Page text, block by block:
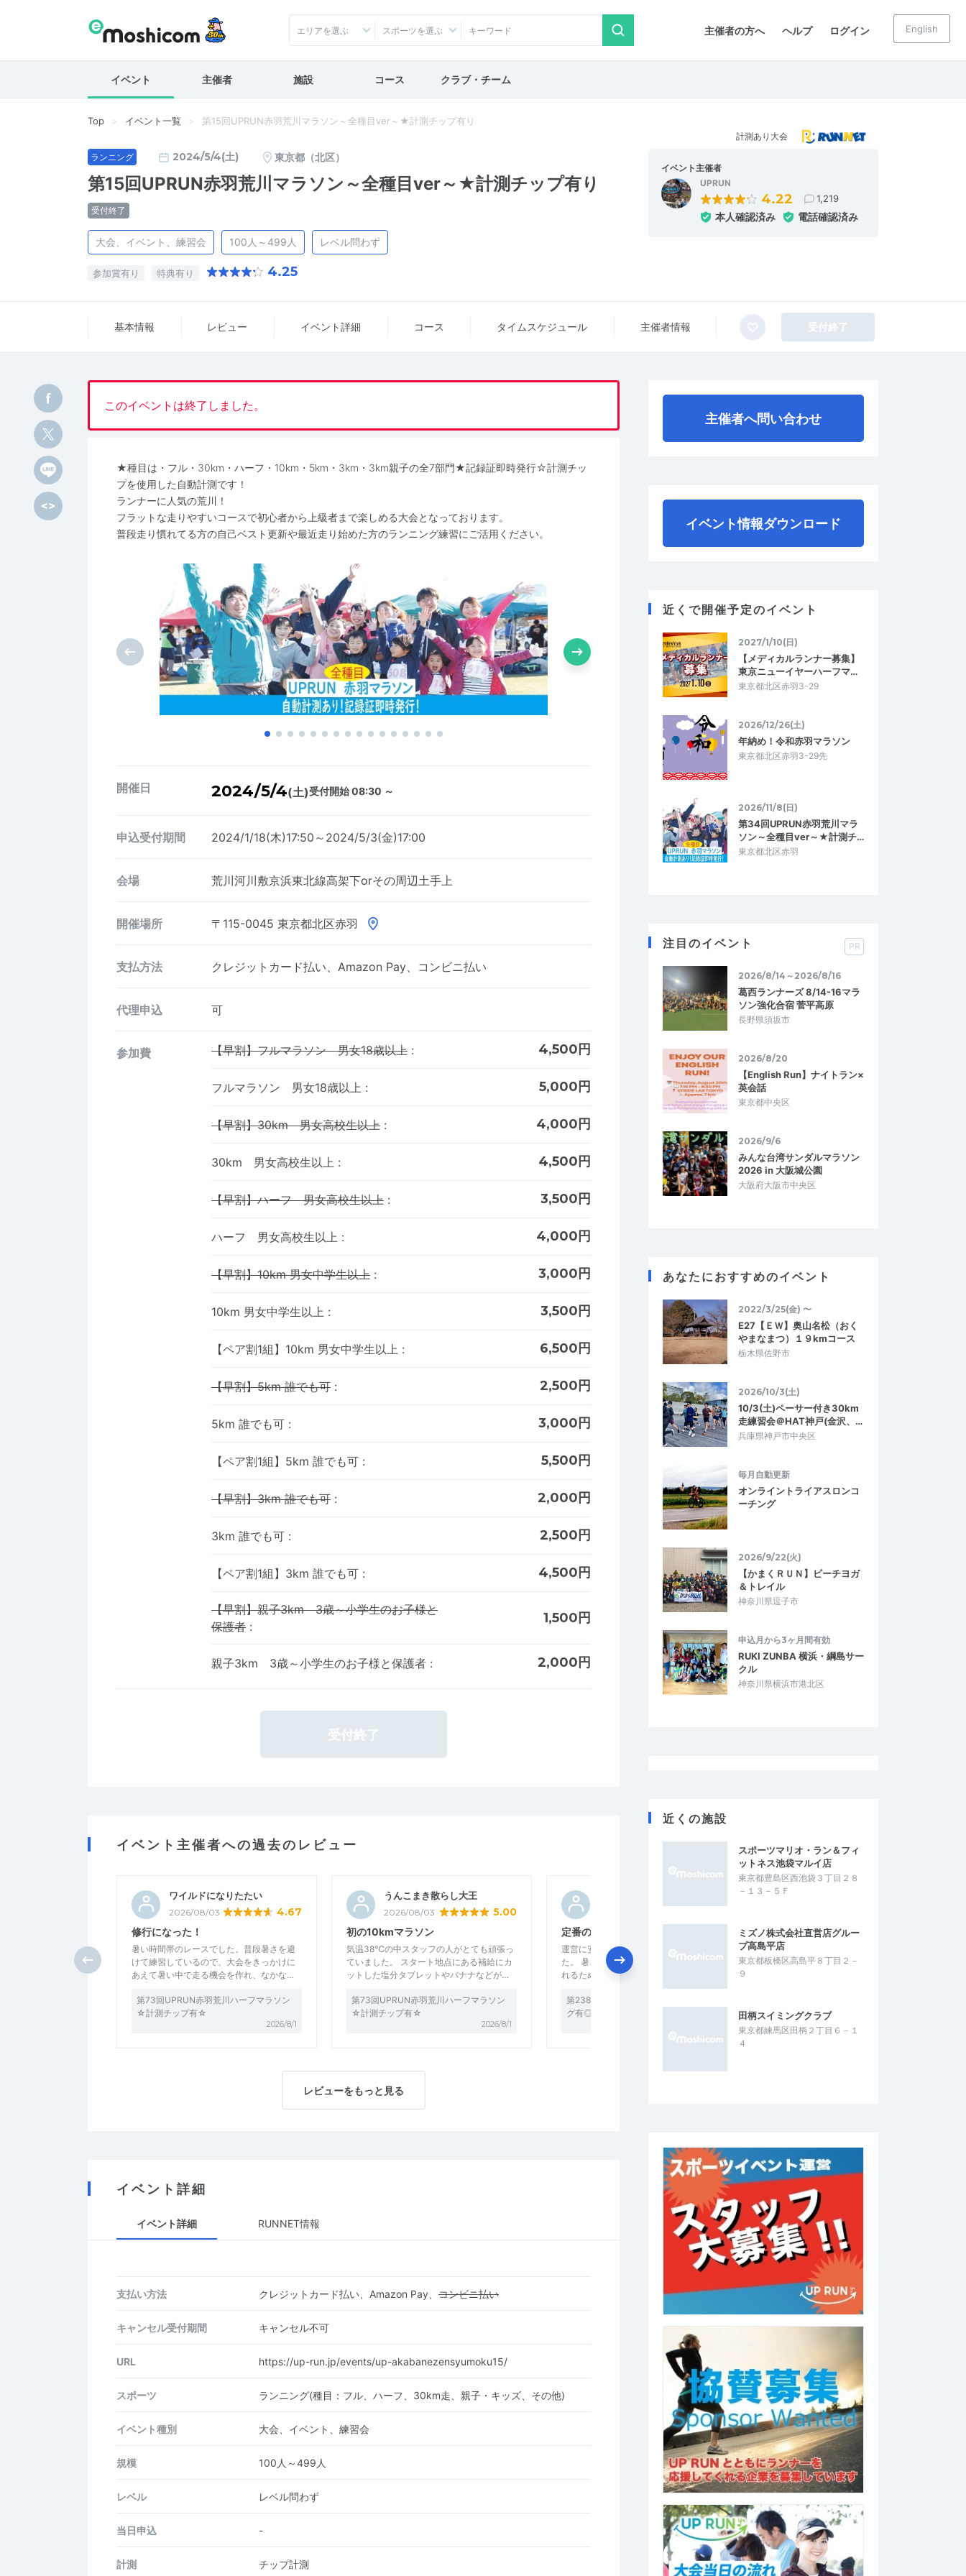
主催者の方へ ヘルプ ログイン
エリアを選ぶ スポーツを選ぶ English
イベント 主催者 施設 コース クラブ・チーム
Top イベント一覧 第15回UPRUN赤羽荒川マラソン～全種目ver～★計測チップ有り
ランニング
計測あり大会
2024/5/4(土) 東京都（北区）
第15回UPRUN赤羽荒川マラソン～全種目ver～★計測チップ有り
受付終了
大会、イベント、練習会 100人～499人 レベル問わず
参加賞有り 特典有り 4.25
イベント主催者
UPRUN
4.22 1,219
本人確認済み 電話確認済み
基本情報 レビュー イベント詳細 コース タイム スケジュール 主催者情報 受付終了
このイベントは終了しました。
★種目は・フル・30km・ハーフ・10km・5km・3km・3km親子の全7部門★記録証即時発行☆計測チッ
プを使用した自動計測です！
ランナーに人気の荒川！
フラットな走りやすいコースで初心者から上級者まで楽しめる大会となっております。
普段走り慣れてる方の自己ベスト更新や最近走り始めた方のランニング練習にご活用ください。
開催日 2024/5/4(土)受付開始 08:30 ～
申込受付期間 2024/1/18(木)17:50～2024/5/3(金)17:00
会場 荒川河川敷京浜東北線高架下orその周辺土手上
開催場所 〒115-0045 東京都北区赤羽
支払方法 クレジットカード払い、Amazon Pay、コンビニ払い
代理申込 可
参加費 【早割】フルマラソン 男女18歳以上 : 4,500円
フルマラソン 男女18歳以上 : 5,000円
【早割】30km 男女高校生以上 : 4,000円
30km 男女高校生以上 : 4,500円
【早割】ハーフ 男女高校生以上 : 3,500円
ハーフ 男女高校生以上 : 4,000円
【早割】10km 男女中学生以上 : 3,000円
10km 男女中学生以上 : 3,500円
【ペア割1組】10km 男女中学生以上 : 6,500円
【早割】5km 誰でも可 : 2,500円
5km 誰でも可 : 3,000円
【ペア割1組】5km 誰でも可 : 5,500円
【早割】3km 誰でも可 : 2,000円
3km 誰でも可 : 2,500円
【ペア割1組】3km 誰でも可 : 4,500円
【早割】親子3km 3歳～小学生のお子様と
保護者 :
1,500円
親子3km 3歳～小学生のお子様と保護者 : 2,000円
受付終了
イベント主催者への過去のレビュー
ワイルドになりたたい
2026/08/03 4.67
修行になった！
暑い時間帯のレースでした。普段暑さを避
けて練習しているので、大会をきっかけに
あえて暑い中で走る機会を作れ、なかな…
第73回UPRUN赤羽荒川ハーフマラソン
☆計測チップ有☆
2026/8/1
うんこまき散らし大王
2026/08/03 5.00
初の10kmマラソン
気温38℃の中スタッフの人がとても頑張っ
ていました。 スタート地点にある補給にカ
ットした塩分タブレットやバナナなどが…
第73回UPRUN赤羽荒川ハーフマラソン
☆計測チップ有☆
2026/8/1
定番の皇居ランニング
運営に安定感があり、安心して走れまし
た。 暑さのきびしい日でしたが、暑さに慣
れるためのいい練習になりました。
第238回UP RUN皇居マラソン◎計測タ
グ有◎
目標大会に向けてのポイント練習に‼︎
河川敷の往復コースで、給水所の設置もあ
り、ペース走で走るにはちょうどいい。ま
ン☆計測チップ有☆
レビューをもっと見る
イベント詳細
イベント詳細 RUNNET情報
支払い方法 クレジットカード払い、Amazon Pay、 コンビニ払い
キャンセル受付期間 キャンセル不可
URL https://up-run.jp/events/up-akabanezensyumoku15/
スポーツ ランニング(種目：フル、ハーフ、30km走、親子・キッズ、その他)
イベント種別 大会、イベント、練習会
規模 100人～499人
レベル レベル問わず
当日申込 -
計測 チップ計測
主催者へ問い合わせ
イベント情報ダウンロード
近くで開催予定のイベント
2027/1/10(日)
【メディカルランナー募集】
東京ニューイヤーハーフマ…
東京都北区赤羽3-29
2026/12/26(土)
年納め！令和赤羽マラソン
東京都北区赤羽3-29先
2026/11/8(日)
第34回UPRUN赤羽荒川マラ
ソン～全種目ver～★計測チ…
東京都北区赤羽
注目のイベント PR
2026/8/14～2026/8/16
葛西ランナーズ 8/14-16マラ
ソン強化合宿 菅平高原
長野県須坂市
2026/8/20
【English Run】ナイトラン×
英会話
東京都中央区
2026/9/6
みんな台湾サンダルマラソン
2026 in 大阪城公園
大阪府大阪市中央区
あなたにおすすめのイベント
2022/3/25(金) 〜
E27【ＥＷ】奥山名松（おく
やまなまつ）１９kmコース
栃木県佐野市
2026/10/3(土)
10/3(土)ペーサー付き30km
走練習会＠HAT神戸(金沢、…
兵庫県神戸市中央区
毎月自動更新
オンライントライアスロンコ
ーチング
2026/9/22(火)
【かまくＲＵＮ】ビーチヨガ
＆トレイル
神奈川県逗子市
申込月から3ヶ月間有効
RUKI ZUNBA 横浜・綱島サー
クル
神奈川県横浜市港北区
近くの施設
スポーツマリオ・ラン＆フィ
ットネス池袋マルイ店
東京都豊島区西池袋３丁目２８
－１３－５Ｆ
ミズノ株式会社直営店グルー
プ高島平店
東京都板橋区高島平８丁目２－
９
田柄スイミングクラブ
東京都練馬区田柄２丁目６－１
４